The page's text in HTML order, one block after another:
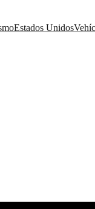
Estados Unidos